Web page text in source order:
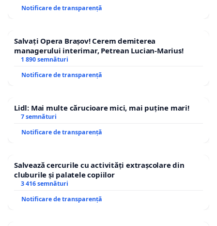
Notificare de transparență
Salvați Opera Brașov! Cerem demiterea
managerului interimar, Petrean Lucian-Marius!
1 890 semnături
Notificare de transparență
Lidl: Mai multe cărucioare mici, mai puține mari!
7 semnături
Notificare de transparență
Salvează cercurile cu activități extrașcolare din
cluburile și palatele copiilor
3 416 semnături
Notificare de transparență